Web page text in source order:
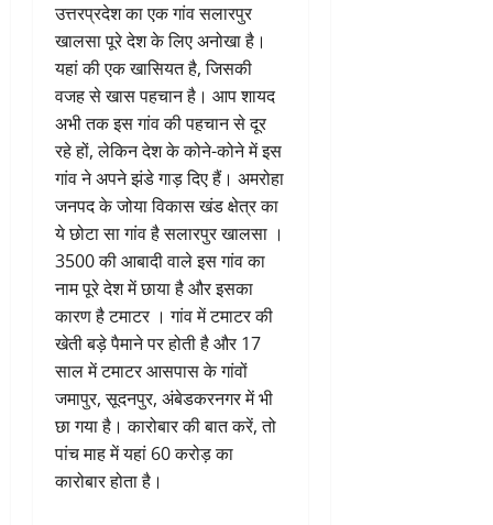
उत्तरप्रदेश का एक गांव सलारपुर
खालसा पूरे देश के लिए अनोखा है।
यहां की एक खासियत है, जिसकी
वजह से खास पहचान है। आप शायद
अभी तक इस गांव की पहचान से दूर
रहे हों, लेकिन देश के कोने-कोने में इस
गांव ने अपने झंडे गाड़ दिए हैं। अमरोहा
जनपद के जोया विकास खंड क्षेत्र का
ये छोटा सा गांव है सलारपुर खालसा ।
3500 की आबादी वाले इस गांव का
नाम पूरे देश में छाया है और इसका
कारण है टमाटर । गांव में टमाटर की
खेती बड़े पैमाने पर होती है और 17
साल में टमाटर आसपास के गांवों
जमापुर, सूदनपुर, अंबेडकरनगर में भी
छा गया है। कारोबार की बात करें, तो
पांच माह में यहां 60 करोड़ का
कारोबार होता है।